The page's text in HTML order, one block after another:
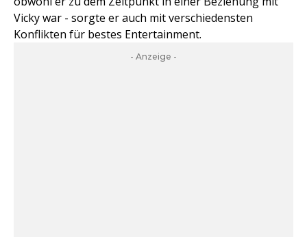
Vicky war - sorgte er auch mit verschiedensten
Konflikten für bestes Entertainment.
- Anzeige -